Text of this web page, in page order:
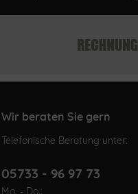
Wir beraten Sie gern
Telefonische Beratung unter:
05733 - 96 97 73